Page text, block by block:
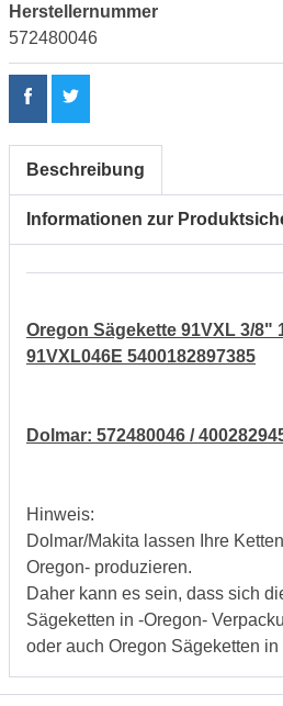
Herstellernummer
572480046
Beschreibung
Informationen zur
Oregon Sägekette 91VXL 3/8"
91VXL046E 5400182897385
Dolmar: 572480046 /
Hinweis:
Dolmar/Makita lassen Ihre
Oregon- produzieren.
Daher kann es sein, dass sich
Sägeketten in -Oregon-
oder auch Oregon Sägeketten